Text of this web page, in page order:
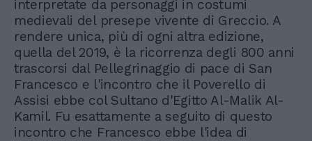
interpretate da personaggi in costumi
medievali del presepe vivente di Greccio. A
rendere unica, più di ogni altra edizione,
quella del 2019, è la ricorrenza degli 800 anni
trascorsi dal Pellegrinaggio di pace di San
Francesco e l'incontro che il Poverello di
Assisi ebbe col Sultano d'Egitto Al-Malik Al-
Kamil. Fu esattamente a seguito di questo
incontro che Francesco ebbe l'idea di